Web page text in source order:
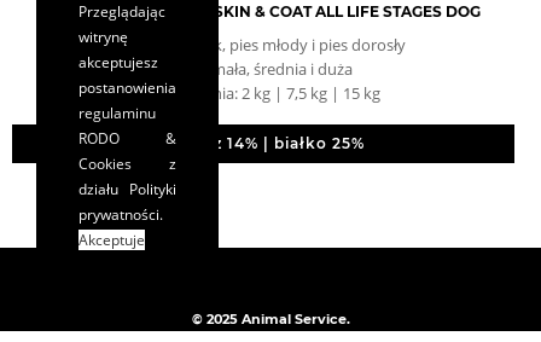
DIAMOND NATURALS SKIN & COAT ALL LIFE STAGES DOG
pies szczeniak, pies młody i pies dorosły
rasa: mała, średnia i duża
opakowania: 2 kg | 7,5 kg | 15 kg
tłuszcz 14% | białko 25%
© 2025 Animal Service.
Przeglądając
witrynę
akceptujesz
postanowienia
regulaminu
RODO &
Cookies z
działu Polityki
prywatności.
Akceptuje